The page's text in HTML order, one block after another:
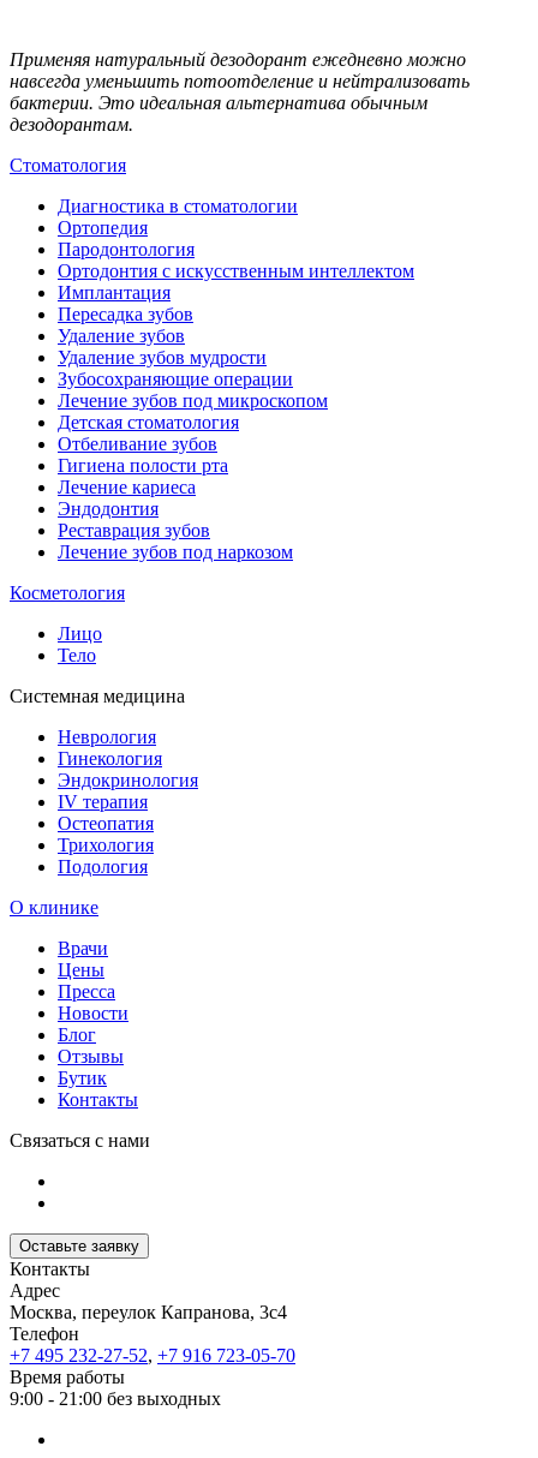
Применяя натуральный дезодорант ежедневно можно
навсегда уменьшить потоотделение и нейтрализовать
бактерии. Это идеальная альтернатива обычным
дезодорантам.
Стоматология
Диагностика в стоматологии
Ортопедия
Пародонтология
Ортодонтия с искусственным интеллектом
Имплантация
Пересадка зубов
Удаление зубов
Удаление зубов мудрости
Зубосохраняющие операции
Лечение зубов под микроскопом
Детская стоматология
Отбеливание зубов
Гигиена полости рта
Лечение кариеса
Эндодонтия
Реставрация зубов
Лечение зубов под наркозом
Косметология
Лицо
Тело
Системная медицина
Неврология
Гинекология
Эндокринология
IV терапия
Остеопатия
Трихология
Подология
О клинике
Врачи
Цены
Пресса
Новости
Блог
Отзывы
Бутик
Контакты
Связаться с нами
Оставьте заявку
Контакты
Адрес
Москва, переулок Капранова, 3с4
Телефон
+7 495 232-27-52, +7 916 723-05-70
Время работы
9:00 - 21:00 без выходных